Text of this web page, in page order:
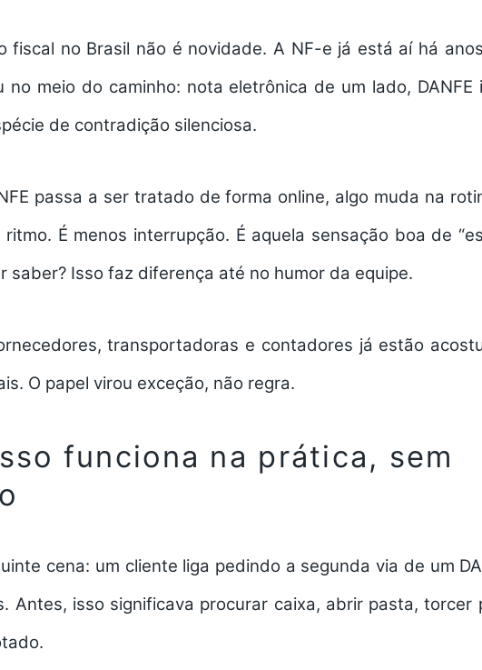
fiscal no Brasil não é novidade. A NF-e já está aí há
no meio do caminho: nota eletrônica de um lado, DANFE
de contradição silenciosa.
passa a ser tratado de forma online, algo muda na
ritmo. É menos interrupção. É aquela sensação boa de
saber? Isso faz diferença até no humor da equipe.
transportadoras e contadores já estão
O papel virou exceção, não regra.
funciona na prática, sem
cena: um cliente liga pedindo a segunda via de um
Antes, isso significava procurar caixa, abrir pasta, torcer